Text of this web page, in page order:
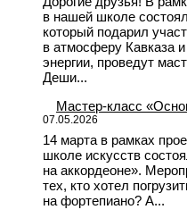
в нашей школе
который подарил
в атмосферу Кавказа
энергии, проведут
Деши...
Мастер-класс
07.05.2026
14 марта в рамках
школе искусств
на аккордеоне».
тех, кто хотел
на фортепиано? А...